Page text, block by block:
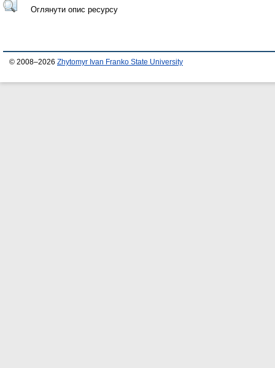
Оглянути опис ресурсу
© 2008–2026 Zhytomyr Ivan Franko State University